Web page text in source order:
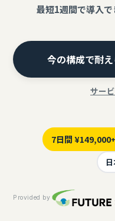
最短1週間で導入
今の構成で耐
サー
7日間 ¥149,000
Provided by